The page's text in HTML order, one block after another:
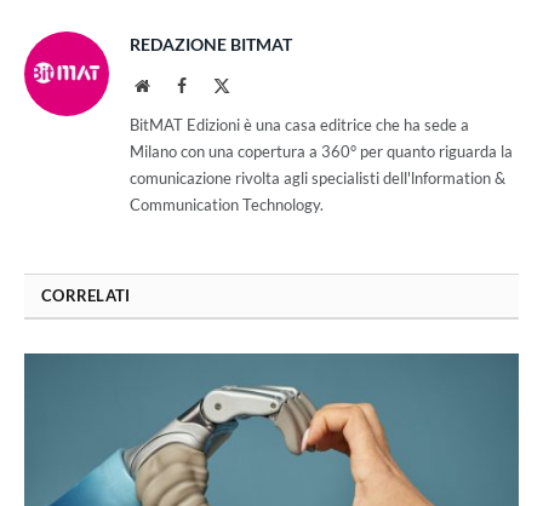
REDAZIONE BITMAT
WebsiteFacebook
BitMAT Edizioni è una casa editrice che ha sede a
Milano con una copertura a 360° per quanto riguarda la
comunicazione rivolta agli specialisti dell'lnformation &
Communication Technology.
CORRELATI